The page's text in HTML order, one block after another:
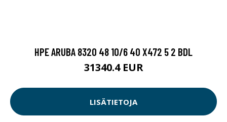
HPE ARUBA 8320 48 10/6 40 X472 5 2 BDL
31340.4 EUR
LISÄTIETOJA